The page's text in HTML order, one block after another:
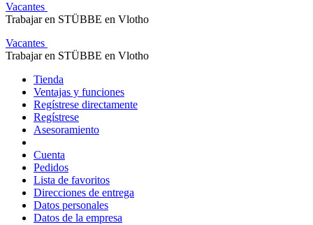
Vacantes
Trabajar en STÜBBE en Vlotho
Vacantes
Trabajar en STÜBBE en Vlotho
Tienda
Ventajas y funciones
Regístrese directamente
Regístrese
Asesoramiento
Cuenta
Pedidos
Lista de favoritos
Direcciones de entrega
Datos personales
Datos de la empresa